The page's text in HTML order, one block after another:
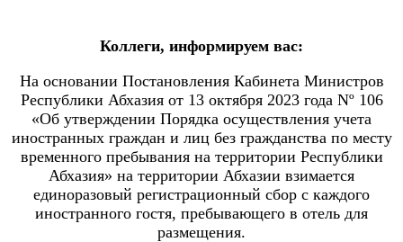
Коллеги, информируем вас:
На основании Постановления Кабинета Министров
Республики Абхазия от 13 октября 2023 года Nº 106
«Об утверждении Порядка осуществления учета
иностранных граждан и лиц без гражданства по месту
временного пребывания на территории Республики
Абхазия» на территории Абхазии взимается
единоразовый регистрационный сбор с каждого
иностранного гостя, пребывающего в отель для
размещения.